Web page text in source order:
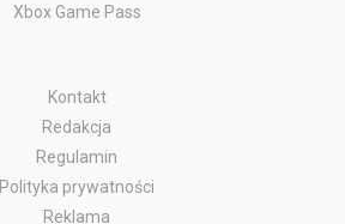
Xbox Game Pass
Kontakt
Redakcja
Regulamin
Polityka prywatności
Reklama